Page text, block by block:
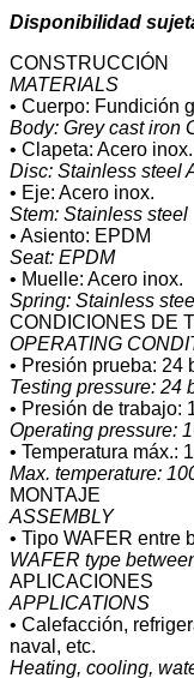
Disponibilidad
CONSTRUCCIÓN
MATERIALS
• Cuerpo: Fundición
Body: Grey cast iron
• Clapeta: Acero
Disc: Stainless steel
• Eje: Acero inox.
Stem: Stainless steel
• Asiento: EPDM
Seat: EPDM
• Muelle: Acero inox.
Spring: Stainless
CONDICIONES DE
OPERATING
• Presión prueba: 24
Testing pressure: 24
• Presión de trabajo:
Operating pressure:
• Temperatura máx.:
Max. temperature:
MONTAJE
ASSEMBLY
• Tipo WAFER entre
WAFER type
APLICACIONES
APPLICATIONS
• Calefacción,
naval, etc.
Heating, cooling,